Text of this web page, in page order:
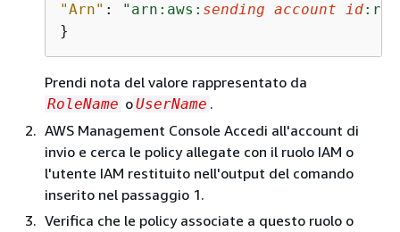
"Arn" : "arn:aws: sending account id
}
Prendi nota del valore rappresentato da
RoleName oUserName .
AWS Management Console Accedi all'account di
invio e cerca le policy allegate con il ruolo IAM o
l'utente IAM restituito nell'output del comando
inserito nel passaggio 1.
Verifica che le policy associate a questo ruolo o